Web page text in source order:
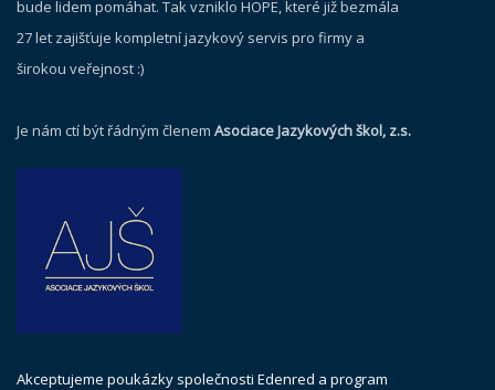
bude lidem pomáhat. Tak vzniklo HOPE, které již bezmála
27 let zajišťuje kompletní jazykový servis pro firmy a
širokou veřejnost :)
Je nám ctí být řádným členem Asociace Jazykových škol, z.s.
Akceptujeme poukázky společnosti Edenred a program